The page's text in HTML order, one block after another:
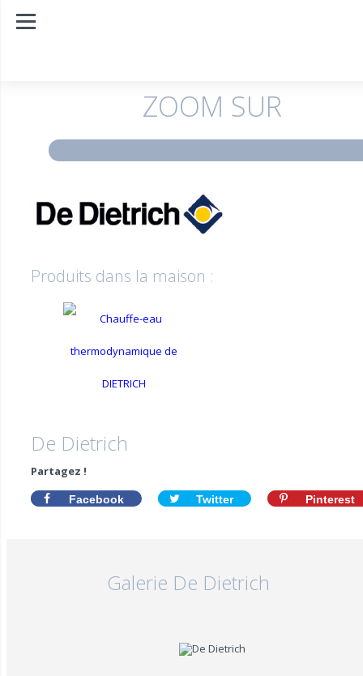
ZOOM SUR
Produits dans la maison :
De Dietrich
Partagez !
Facebook Twitter Pinterest
Galerie De Dietrich